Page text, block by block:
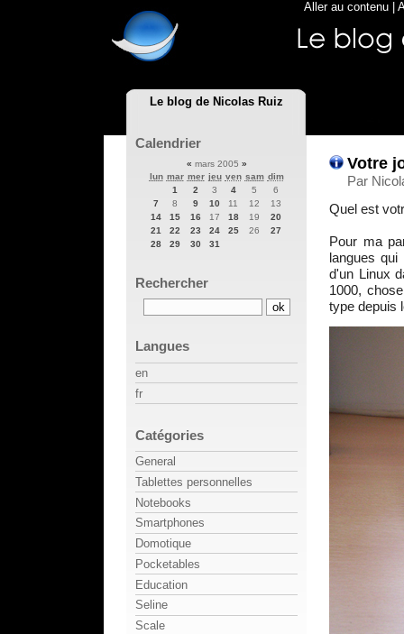
Le blog de Nicolas Ruiz
Aller au contenu
Votre
Par
Quel est
Pour ma
langues
d'un Linux
1000,
type depuis
Calendrier
« mars 2005 »
lun mar mer jeu ven sam dim
1
2 3 4 5
6
7
8 9 10 11 12
13
14
15 16 17 18 19
20
21
22 23 24 25 26
27
28
29 30 31
Rechercher
Langues
en
fr
Catégories
General
Tablettes personnelles
Notebooks
Smartphones
Domotique
Pocketables
Education
Seline
Scale